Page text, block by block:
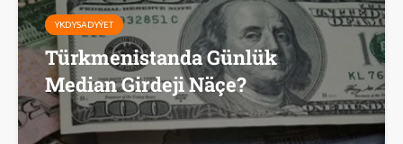
YKDYSADYÝET
Türkmenistanda Günlük
Median Girdeji Näçe?